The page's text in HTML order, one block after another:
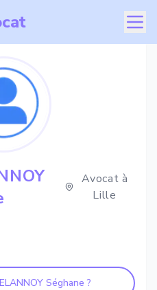
Avocat à
Lille
Séghane ?